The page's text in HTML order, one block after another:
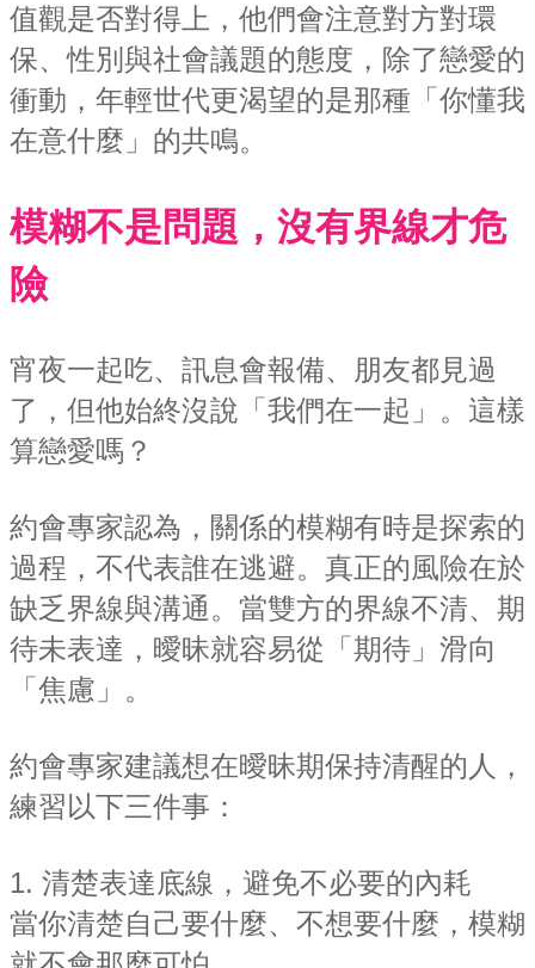
值觀是否對得上，他們會注意對方對環
保、性別與社會議題的態度，除了戀愛的
衝動，年輕世代更渴望的是那種「你懂我
在意什麼」的共鳴。
模糊不是問題，沒有界線才危
險
宵夜一起吃、訊息會報備、朋友都見過
了，但他始終沒說「我們在一起」。這樣
算戀愛嗎？
約會專家認為，關係的模糊有時是探索的
過程，不代表誰在逃避。真正的風險在於
缺乏界線與溝通。當雙方的界線不清、期
待未表達，曖昧就容易從「期待」滑向
「焦慮」。
約會專家建議想在曖昧期保持清醒的人，
練習以下三件事：
1. 清楚表達底線，避免不必要的內耗
當你清楚自己要什麼、不想要什麼，模糊